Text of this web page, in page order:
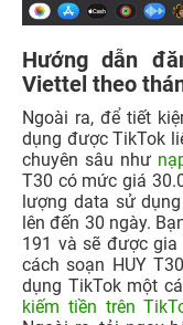
Hướng dẫn
Viettel theo
Ngoài ra, để tiết
dụng được TikTok
chuyên sâu như
T30 có mức giá
lượng data sử
lên đến 30 ngày.
191 và sẽ được
cách soạn HUY
dụng TikTok một
kiếm tiền trên